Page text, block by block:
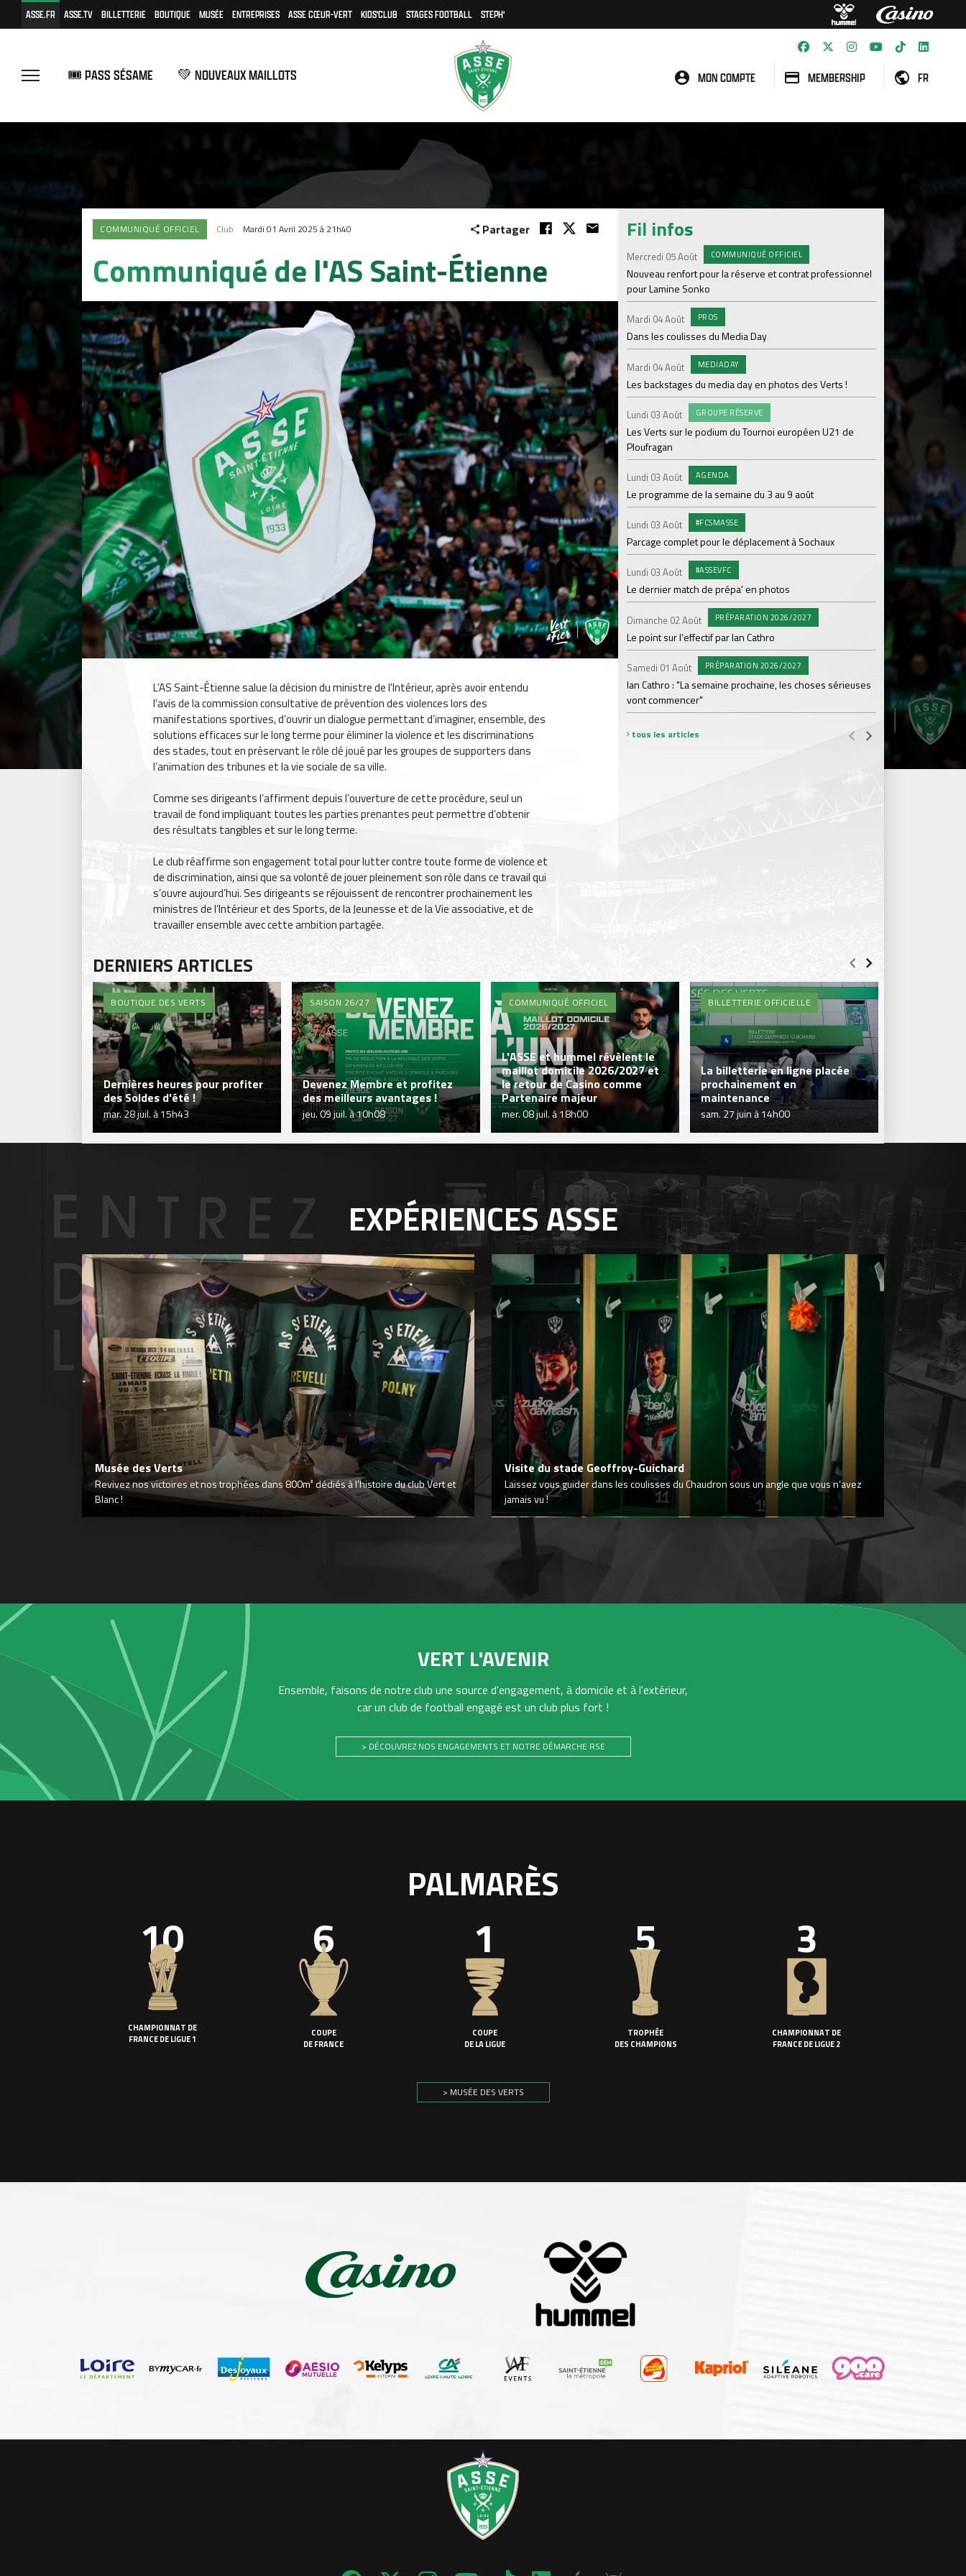
ASSE.FR ASSE.TV BILLETTERIE BOUTIQUE MUSÉE ENTREPRISES ASSE CŒUR-VERT KIDS'CLUB STAGES FOOTBALL STEPH'
🎟️ PASS SÉSAME 💚 NOUVEAUX MAILLOTS MON COMPTE MEMBERSHIP FR
COMMUNIQUÉ OFFICIEL Club Mardi 01 Avril 2025 à 21h40 Partager
Communiqué de l'AS Saint-Étienne
L’AS Saint-Étienne salue la décision du ministre de l'Intérieur, après avoir entendu
l’avis de la commission consultative de prévention des violences lors des
manifestations sportives, d’ouvrir un dialogue permettant d’imaginer, ensemble, des
solutions efficaces sur le long terme pour éliminer la violence et les discriminations
des stades, tout en préservant le rôle clé joué par les groupes de supporters dans
l’animation des tribunes et la vie sociale de sa ville.
Comme ses dirigeants l’affirment depuis l’ouverture de cette procédure, seul un
travail de fond impliquant toutes les parties prenantes peut permettre d’obtenir
des résultats tangibles et sur le long terme.
Le club réaffirme son engagement total pour lutter contre toute forme de violence et
de discrimination, ainsi que sa volonté de jouer pleinement son rôle dans ce travail qui
s’ouvre aujourd’hui. Ses dirigeants se réjouissent de rencontrer prochainement les
ministres de l’Intérieur et des Sports, de la Jeunesse et de la Vie associative, et de
travailler ensemble avec cette ambition partagée.
Fil infos
Mercredi 05 Août COMMUNIQUÉ OFFICIEL
Nouveau renfort pour la réserve et contrat professionnel
pour Lamine Sonko
Mardi 04 Août PROS
Dans les coulisses du Media Day
Mardi 04 Août MEDIADAY
Les backstages du media day en photos des Verts !
Lundi 03 Août GROUPE RÉSERVE
Les Verts sur le podium du Tournoi européen U21 de
Ploufragan
Lundi 03 Août AGENDA
Le programme de la semaine du 3 au 9 août
Lundi 03 Août #FCSMASSE
Parcage complet pour le déplacement à Sochaux
Lundi 03 Août #ASSEVFC
Le dernier match de prépa' en photos
Dimanche 02 Août PRÉPARATION 2026/2027
Le point sur l'effectif par Ian Cathro
Samedi 01 Août PRÉPARATION 2026/2027
Ian Cathro : "La semaine prochaine, les choses sérieuses
vont commencer"
Samedi 01 Août
Une victoire
Samedi 01 Août
20 600 abonnés :
Vendredi 31 Juil.
Vendredi 31 Juil.
maillot extérieur
Jeudi 30 Juil.
Kapriol renouvelle
Jour 6 en stage
Mercredi 29 Juil.
Le match face à
Mercredi 29 Juil.
Ian Cathro : "Les
tous les articles
DERNIERS ARTICLES
BOUTIQUE DES VERTS
Dernières heures pour profiter
des Soldes d'été !
mar. 28 juil. à 15h43
SAISON 26/27
Devenez Membre et profitez
des meilleurs avantages !
jeu. 09 juil. à 10h08
COMMUNIQUÉ OFFICIEL
L'ASSE et hummel révèlent le
maillot domicile 2026/2027 et
le retour de Casino comme
Partenaire majeur
mer. 08 juil. à 18h00
BILLETTERIE OFFICIELLE
La billetterie en ligne placée
prochainement en
maintenance
sam. 27 juin à 14h00
EXPÉRIENCESASSE
Musée des Verts
Revivez nos victoires et nos trophées dans 800m² dédiés à l’histoire du club Vert et
Blanc !
Visite du stade Geoffroy-Guichard
Laissez vous guider dans les coulisses du Chaudron sous un angle que vous n’avez
jamais vu !
VERT L'AVENIR
Ensemble, faisons de notre club une source d'engagement, à domicile et à l'extérieur,
car un club de football engagé est un club plus fort !
> DÉCOUVREZ NOS ENGAGEMENTS ET NOTRE DÉMARCHE RSE
PALMARÈS
10
CHAMPIONNAT DE
FRANCE DE LIGUE 1
6
COUPE
DE FRANCE
1
COUPE
DE LA LIGUE
5
TROPHÉE
DES CHAMPIONS
3
CHAMPIONNAT DE
FRANCE DE LIGUE 2
> MUSÉE DES VERTS